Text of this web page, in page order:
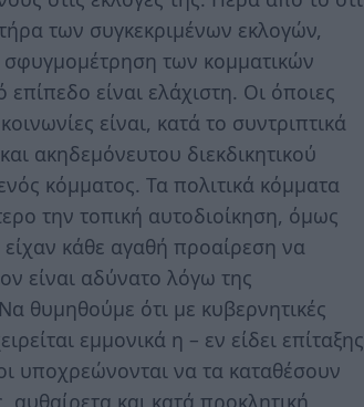
των συγκεκριμένων εκλογών,
σφυγμομέτρηση των κομματικών
είναι ελάχιστη. Οι όποιες
είναι, κατά το συντριπτικά
ακηδεμόνευτου διεκδικητικού
κόμματος. Τα πολιτικά κόμματα
την τοπική αυτοδιοίκηση, όμως
κάθε αγαθή προαίρεση να
είναι αδύνατο λόγω της
θυμηθούμε ότι με κυβερνητικές
εμμονικά η – εν είδει επίταξης
υποχρεώνονται να τα καταθέσουν